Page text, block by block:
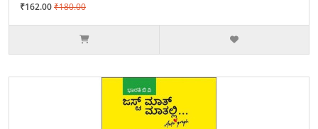
₹162.00₹180.00